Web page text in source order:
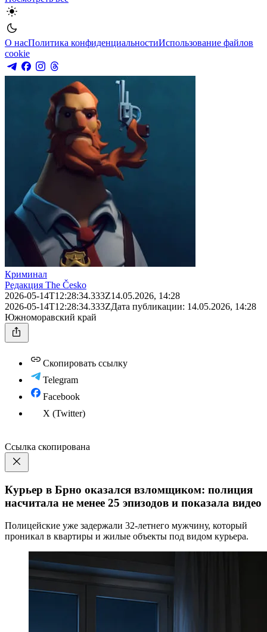
О насПолитика конфиденциальностиИспользование файлов
cookie
Криминал
Редакция The Česko
2026-05-14T12:28:34.333Z14.05.2026, 14:28
2026-05-14T12:28:34.333ZДата публикации: 14.05.2026, 14:28
Южноморавский край
Скопировать ссылку
Telegram
Facebook
X (Twitter)
Ссылка скопирована
Курьер в Брно оказался взломщиком: полиция
насчитала не менее 25 эпизодов и показала видео
Полицейские уже задержали 32-летнего мужчину, который
проникал в квартиры и жилые объекты под видом курьера.